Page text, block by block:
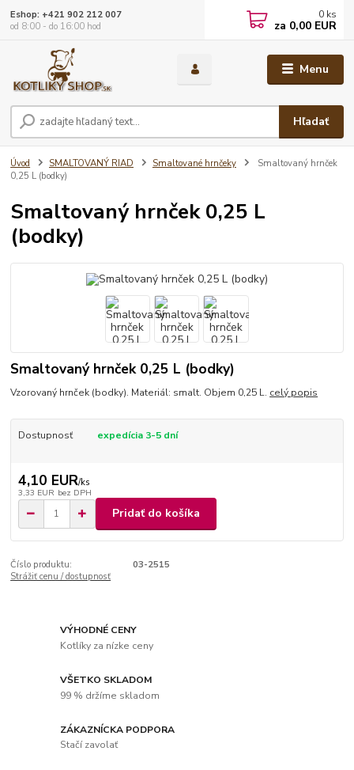
Menu
Hľadať
Eshop: +421 902 212 007
od 8:00 - do 16:00 hod
0 ks
za 0,00 EUR
Úvod SMALTOVANÝ RIAD Smaltované hrnčeky
Smaltovaný hrnček
0,25 L (bodky)
Smaltovaný hrnček 0,25 L
(bodky)
Smaltovaný hrnček 0,25 L (bodky)
Vzorovaný hrnček (bodky). Materiál: smalt. Objem 0,25 L. celý popis
Dostupnosť expedícia 3-5 dní
4,10 EUR/ks
3,33 EUR bez DPH
Pridať do košíka
Číslo produktu:
03-2515
Strážiť cenu / dostupnosť
VÝHODNÉ CENY
Kotlíky za nízke ceny
VŠETKO SKLADOM
99 % držíme skladom
ZÁKAZNÍCKA PODPORA
Stačí zavolať